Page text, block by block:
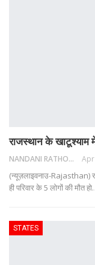
राजस्थान के खाटूश्याम
NANDANI RATHORE
(न्यूज़लाइवनाउ-Rajasthan)
ही परिवार के 5 लोगों की मौत हो
STATES